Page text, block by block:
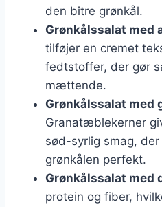
den bitre grønkål.
Grønkålssalat med
tilføjer en cremet
fedtstoffer, der gør
mættende.
Grønkålssalat med
Granatæblekerner
sød-syrlig smag,
grønkålen perfekt.
Grønkålssalat med
protein og fiber,